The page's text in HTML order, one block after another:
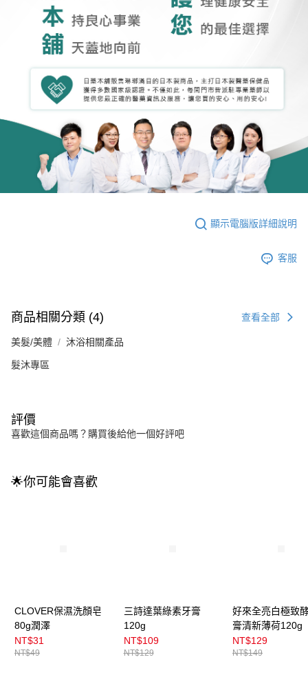
顯示電腦版詳細說明
客服
商品相關分類 (4) 查看全部
美髮/美體 沐浴相關產品
髮沐專區
評價
喜歡這個商品嗎？購買後給他一個好評吧
🌟你可能會喜歡
CLOVER保濕洗顏皂
80g潤澤
NT$31
NT$49
三詩達葉綠素牙膏
120g
NT$109
NT$129
好來全亮白極致
膏清新薄荷120g
NT$129
NT$149